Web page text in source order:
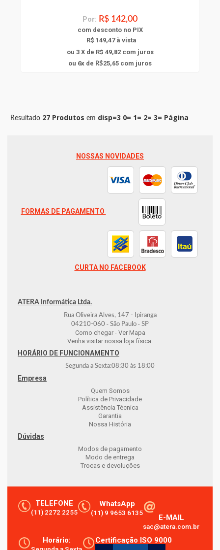
Por: R$ 142,00
com desconto no PIX
R$ 149,47 à vista
ou 3 X de R$ 49,82com juros
ou 6x de R$25,65 com juros
Resultado 27 Produtos em disp=3 0= 1= 2= 3= Página
NOSSAS NOVIDADES
FORMAS DE PAGAMENTO
CURTA NO FACEBOOK
ATERA Informática Ltda.
Rua Oliveira Alves, 147 - Ipiranga
04210-060 - São Paulo - SP
Como chegar - Ver Mapa
Venha visitar nossa loja física.
HORÁRIO DE FUNCIONAMENTO
Segunda a Sexta:08:30 às 18:00
Empresa
Quem Somos
Política de Privacidade
Assistência Técnica
Garantia
Nossa História
Dúvidas
Modos de pagamento
Modo de entrega
Trocas e devoluções
TELEFONE
(11) 2272 2255
WhatsApp
(11) 9 9653 6135
E-MAIL
sac@atera.com.br
Horário: Certificação ISO 9000